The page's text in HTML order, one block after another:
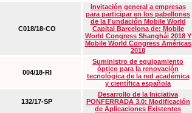
C018/18-CO
Invitación general a empresas
para participar en los pabellones
de la Fundación Mobile World
Capital Barcelona de: Mobile
World Congress Shanghái 2018 Y
Mobile World Congress Américas
2018
004/18-RI
Suministro de equipamiento
óptico para la renovación
tecnológica de la red académica
y científica española
132/17-SP
Desarrollo de la Iniciativa
PONFERRADA 3.0: Modificación
de Aplicaciones Existentes